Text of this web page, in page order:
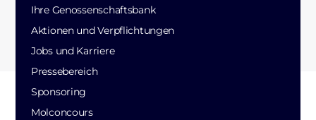
Ihre Genossenschaftsbank
Aktionen und Verpflichtungen
Jobs und Karriere
Pressebereich
Sponsoring
Molconcours